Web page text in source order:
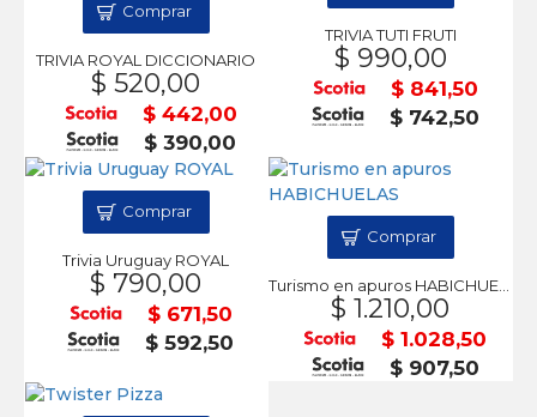
TRIVIA ROYAL DICCIONARIO
$ 520,00
$ 442,00
$ 390,00
Comprar
TRIVIA TUTI FRUTI
$ 990,00
$ 841,50
$ 742,50
Trivia Uruguay ROYAL
$ 790,00
$ 671,50
$ 592,50
Comprar
$ 1.210,00
$ 1.028,50
$ 907,50
Comprar